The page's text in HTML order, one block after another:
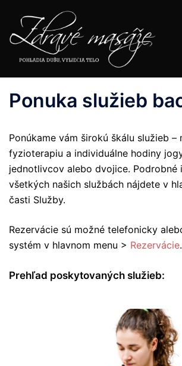
obsah
Ponuka služieb
Ponúkame vám širokú škálu služieb –
fyzioterapiu a individuálne hodiny
jednotlivcov alebo dvojice. Podrobné
všetkých našich službách nájdete v
časti Služby.
Rezervácie sú možné telefonicky
systém v hlavnom menu > Rezervácie.
Prehľad poskytovaných služieb: